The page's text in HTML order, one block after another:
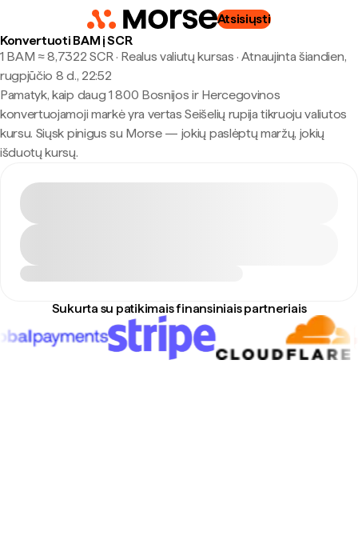
Atsisiųsti
Konvertuoti BAM į SCR
1 BAM ≈ 8,7322 SCR · Realus valiutų kursas · Atnaujinta šiandien,
rugpjūčio 8 d., 22:52
Pamatyk, kaip daug 1 800 Bosnijos ir Hercegovinos
konvertuojamoji markė yra vertas Seišelių rupija tikruoju valiutos
kursu. Siųsk pinigus su Morse — jokių paslėptų maržų, jokių
išduotų kursų.
Sukurta su patikimais finansiniais partneriais